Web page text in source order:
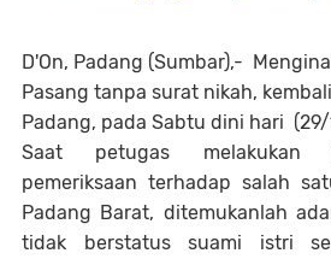
D'On, Padang (Sumbar),-
Pasang tanpa surat nikah,
Padang, pada Sabtu dini hari (29/
Saat petugas melakukan
pemeriksaan terhadap salah
Padang Barat, ditemukanlah
tidak berstatus suami istri